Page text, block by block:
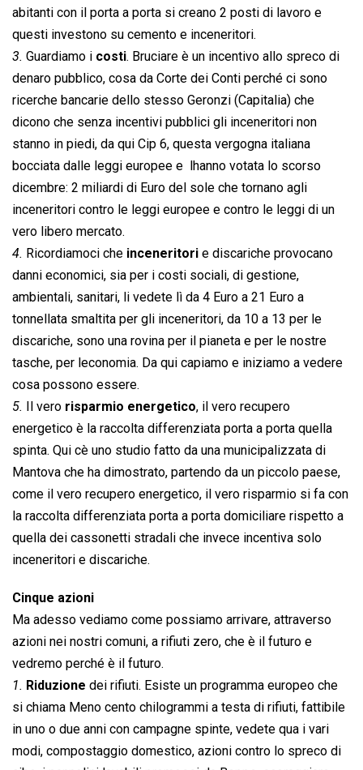
abitanti con il porta a porta si creano 2 posti di lavoro e
questi investono su cemento e inceneritori.
3. Guardiamo i costi. Bruciare è un incentivo allo spreco di
denaro pubblico, cosa da Corte dei Conti perché ci sono
ricerche bancarie dello stesso Geronzi (Capitalia) che
dicono che senza incentivi pubblici gli inceneritori non
stanno in piedi, da qui Cip 6, questa vergogna italiana
bocciata dalle leggi europee e lhanno votata lo scorso
dicembre: 2 miliardi di Euro del sole che tornano agli
inceneritori contro le leggi europee e contro le leggi di un
vero libero mercato.
4. Ricordiamoci che inceneritori e discariche provocano
danni economici, sia per i costi sociali, di gestione,
ambientali, sanitari, li vedete lì da 4 Euro a 21 Euro a
tonnellata smaltita per gli inceneritori, da 10 a 13 per le
discariche, sono una rovina per il pianeta e per le nostre
tasche, per leconomia. Da qui capiamo e iniziamo a vedere
cosa possono essere.
5.
Il vero risparmio energetico, il vero recupero
energetico è la raccolta differenziata porta a porta quella
spinta. Qui cè uno studio fatto da una municipalizzata di
Mantova che ha dimostrato, partendo da un piccolo paese,
come il vero recupero energetico, il vero risparmio si fa con
la raccolta differenziata porta a porta domiciliare rispetto a
quella dei cassonetti stradali che invece incentiva solo
inceneritori e discariche.
Cinque azioni
Ma adesso vediamo come possiamo arrivare, attraverso
azioni nei nostri comuni, a rifiuti zero, che è il futuro e
vedremo perché è il futuro.
1. Riduzione dei rifiuti. Esiste un programma europeo che
si chiama Meno cento chilogrammi a testa di rifiuti, fattibile
in uno o due anni con campagne spinte, vedete qua i vari
modi, compostaggio domestico, azioni contro lo spreco di